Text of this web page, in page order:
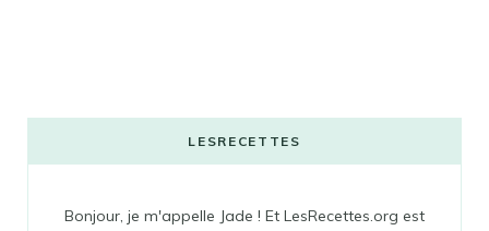
LESRECETTES
Bonjour, je m'appelle Jade ! Et LesRecettes.org est